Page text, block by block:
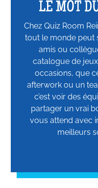
LE MOT
Chez Quiz Room
tout le monde peut
amis ou
catalogue de
occasions, que
afterwork ou un
c’est voir des
partager un vrai
vous attend avec
meilleurs